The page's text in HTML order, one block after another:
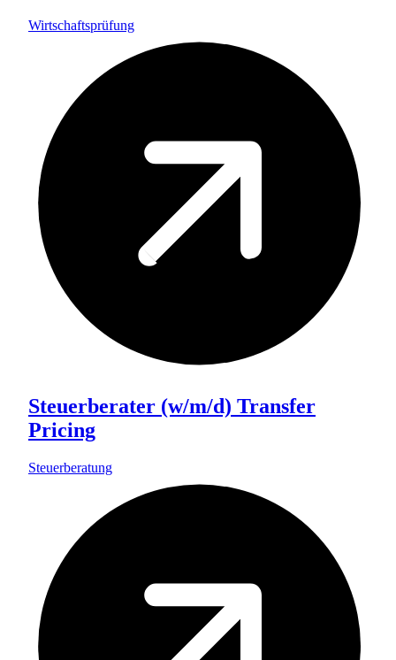
Wirtschaftsprüfung
Steuerberater (w/m/d) Transfer
Pricing
Steuerberatung